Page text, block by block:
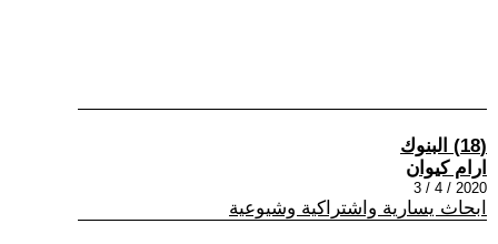
(18) البنوك
ارام كيوان
2020 / 4 / 3
ابحاث يسارية واشتراكية وشيوعية